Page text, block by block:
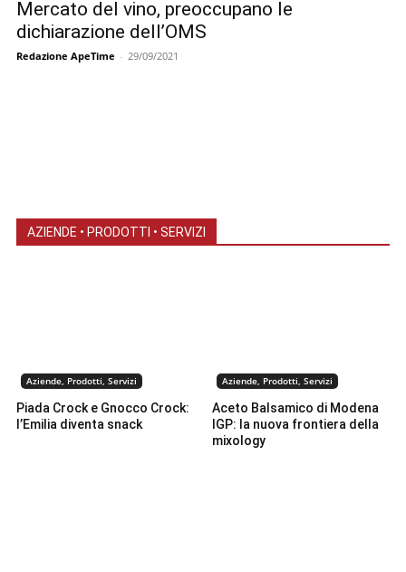
Mercato del vino, preoccupano le
dichiarazione dell’OMS
Redazione ApeTime - 29/09/2021
AZIENDE • PRODOTTI • SERVIZI
Aziende, Prodotti, Servizi
Piada Crock e Gnocco Crock:
l’Emilia diventa snack
Aziende, Prodotti, Servizi
Aceto Balsamico di Modena
IGP: la nuova frontiera della
mixology